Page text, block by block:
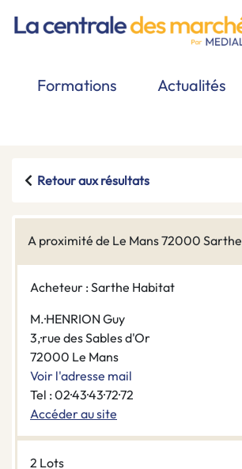
Formations Actualités
Retour aux résultats
A proximité de Le Mans 72000 Sarthe
Acheteur : Sarthe Habitat
M.·HENRION Guy
3,·rue des Sables d'Or
72000 Le Mans
Voir l'adresse mail
Tel : 02·43·43·72·72
Accéder au site
2 Lots